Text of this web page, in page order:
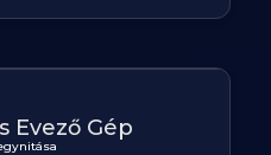
Evező Gép